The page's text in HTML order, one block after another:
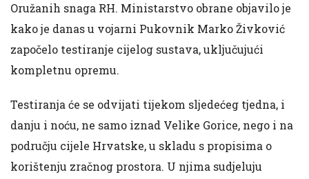
Oružanih snaga RH. Ministarstvo obrane objavilo je
kako je danas u vojarni Pukovnik Marko Živković
započelo testiranje cijelog sustava, uključujući
kompletnu opremu.
Testiranja će se odvijati tijekom sljedećeg tjedna, i
danju i noću, ne samo iznad Velike Gorice, nego i na
području cijele Hrvatske, u skladu s propisima o
korištenju zračnog prostora. U njima sudjeluju